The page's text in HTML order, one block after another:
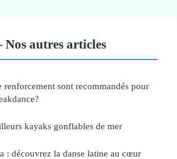
autres articles
renforcement sont recommandés pour
kayaks gonflables de mer
: découvrez la danse latine au cœur